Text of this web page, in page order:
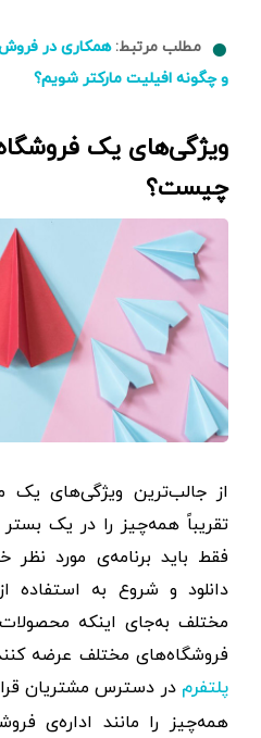
مطلب مرتبط:همکاری در
و چگونه افیلیت مارکتر شویم؟
ویژگی‌های یک
چیست؟
از جالب‌ترین ویژگی‌های
تقریباً همه‌چیز را در یک
فقط باید برنامه‌‌ی مورد نظر
دانلود و شروع به استفاده
مختلف به‌جای اینکه
فروشگاه‌های مختلف عرضه
پلتفرم در دسترس مشتریان
همه‌چیز را مانند اداره‌ی